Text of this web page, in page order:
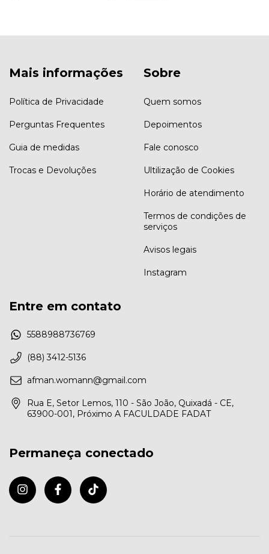
Mais informações
Política de Privacidade
Perguntas Frequentes
Guia de medidas
Trocas e Devoluções
Sobre
Quem somos
Depoimentos
Fale conosco
Ultilização de Cookies
Horário de atendimento
Termos de condições de
serviços
Avisos legais
Instagram
Entre em contato
5588988736769
(88) 3412-5136
afman.womann@gmail.com
Rua E, Setor Lemos, 110 - São João, Quixadá - CE,
63900-001, Próximo A FACULDADE FADAT
Permaneça conectado